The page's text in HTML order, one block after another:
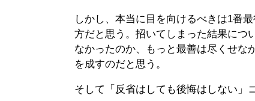
しかし、本当に目を向けるべきは1番
方だと思う。招いてしまった結果につ
なかったのか、もっと最善は尽くせな
を成すのだと思う。
そして「反省はしても後悔はしない」